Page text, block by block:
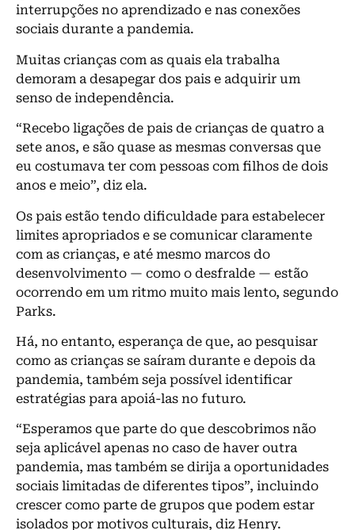
interrupções no aprendizado e nas conexões
sociais durante a pandemia.
Muitas crianças com as quais ela trabalha
demoram a desapegar dos pais e adquirir um
senso de independência.
“Recebo ligações de pais de crianças de quatro a
sete anos, e são quase as mesmas conversas que
eu costumava ter com pessoas com filhos de dois
anos e meio”, diz ela.
Os pais estão tendo dificuldade para estabelecer
limites apropriados e se comunicar claramente
com as crianças, e até mesmo marcos do
desenvolvimento — como o desfralde — estão
ocorrendo em um ritmo muito mais lento, segundo
Parks.
Há, no entanto, esperança de que, ao pesquisar
como as crianças se saíram durante e depois da
pandemia, também seja possível identificar
estratégias para apoiá-las no futuro.
“Esperamos que parte do que descobrimos não
seja aplicável apenas no caso de haver outra
pandemia, mas também se dirija a oportunidades
sociais limitadas de diferentes tipos”, incluindo
crescer como parte de grupos que podem estar
isolados por motivos culturais, diz Henry.